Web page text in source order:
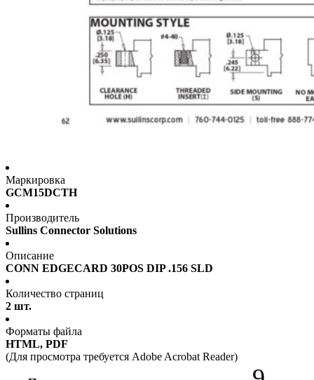
Маркировка
GCM15DCTH
Производитель
Sullins Connector Solutions
Описание
CONN EDGECARD 30POS DIP .156 SLD
Количество страниц
2 шт.
Форматы файла
HTML, PDF
(Для просмотра требуется Adobe Acrobat Reader)